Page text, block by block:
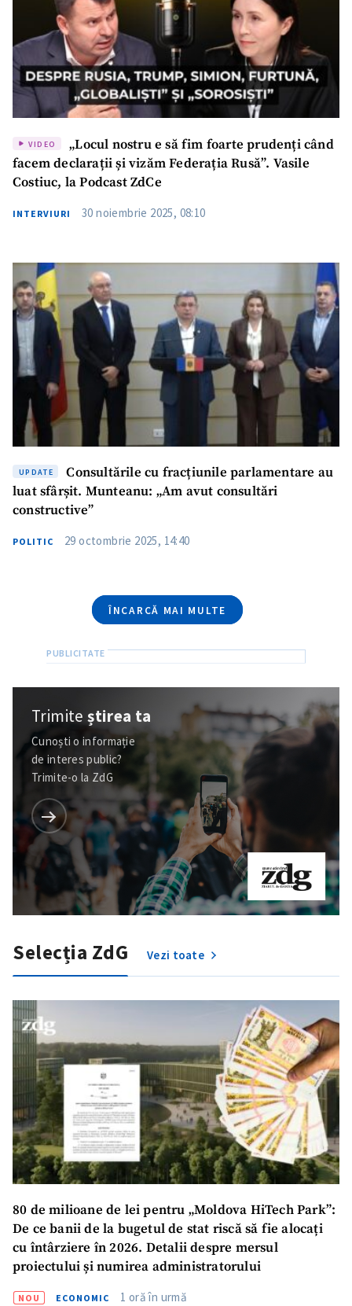
SUSȚINE
VIDEO
„Locul nostru e să fim foarte prudenți când
facem declarații și vizăm Federația Rusă”. Vasile
Costiuc, la Podcast ZdCe
INTERVIURI 30 noiembrie 2025, 08:10
UPDATE
Consultările cu fracțiunile parlamentare au
luat sfârșit. Munteanu: „Am avut consultări
constructive”
POLITIC 29 octombrie 2025, 14:40
ÎNCARCĂ MAI MULTE
Trimiteștirea ta
Cunoști o informație
de interes public?
Trimite-o la ZdG
Selecția ZdG Vezi toate
80 de milioane de lei pentru „Moldova HiTech Park”:
De ce banii de la bugetul de stat riscă să fie alocați
cu întârziere în 2026. Detalii despre mersul
proiectului și numirea administratorului
NOU ECONOMIC 1 oră în urmă
Fotografie
+ Încarcă imagine
Link media
+ Link media
Mesajul știrei
+ Mesajul știrei
CONTACT SURSĂ
Nume+ Numele meu
+ Emailul meu
Telefon
+ Telefon personal
Am citit și sunt de
acord cupolitica de
confidențialitate
TRIMITE ȘTIREA